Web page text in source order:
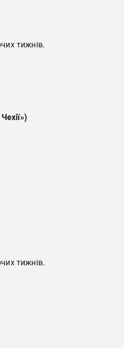
тижнів.
Чехії»)
тижнів.